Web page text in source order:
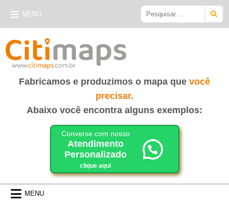
MENU
Pesquisar
por:
Fabricamos e produzimos o mapa que você
precisar.
Abaixo você encontra alguns exemplos:
Converse com nosso
Atendimento
Personalizado
clique aqui
MENU